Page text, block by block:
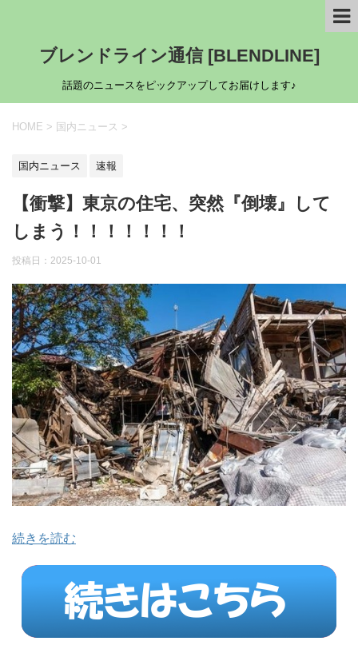
ブレンドライン通信 [BLENDLINE]
話題のニュースをピックアップしてお届けします♪
HOME > 国内ニュース >
国内ニュース 速報
【衝撃】東京の住宅、突然『倒壊』して
しまう！！！！！！！
投稿日： 2025-10-01
続きを読む